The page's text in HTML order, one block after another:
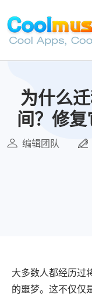
为什么
间？修
编辑团队
大多数人都经历
的噩梦。这不仅仅